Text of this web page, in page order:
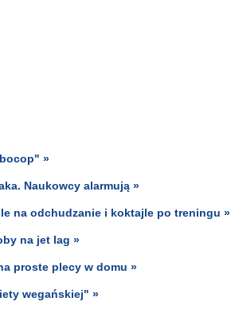
»
Naukowcy alarmują »
na odchudzanie i koktajle po treningu »
na jet lag »
proste plecy w domu »
wegańskiej" »